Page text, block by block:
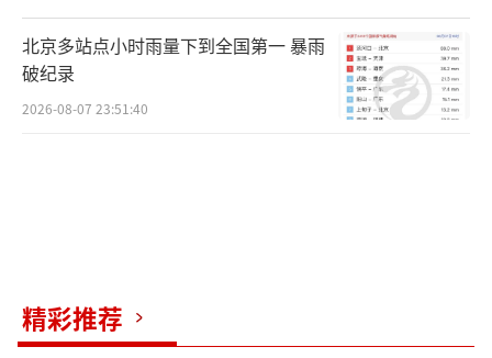
记者提出，见一见视频中的三位老师，被
学习中心拒绝了，说由郑老师来统一回复。谢
女士认为，儿子在教室里哭，是厕所里面引起
的。而学习中心这边解释，谢女士儿子心情不
来看，不合常理？
北京多站点小时雨量下到全国第一 暴雨
破纪录
2026-08-07 23:51:40
精彩推荐